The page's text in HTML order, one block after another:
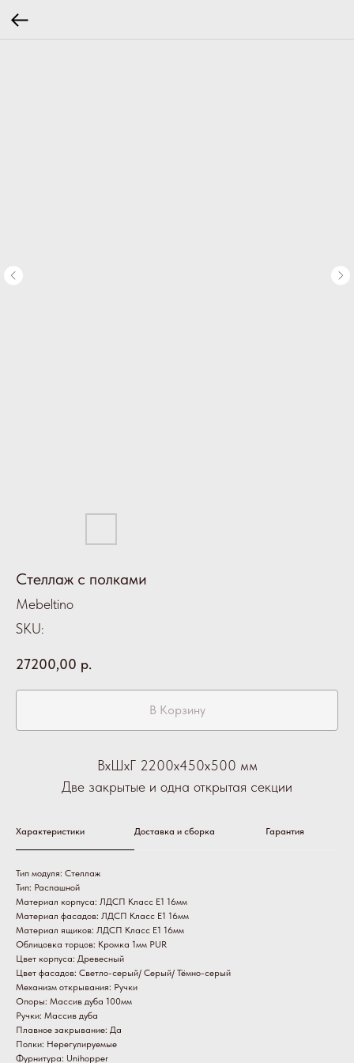
Стеллаж с полками
Mebeltino
SKU:
27200,00 р.
В Корзину
ВхШхГ 2200х450х500 мм
Две закрытые и одна открытая секции
Характеристики Доставка и сборка Гарантия
Тип модуля: Стеллаж
Тип: Распашной
Материал корпуса: ЛДСП Класс Е1 16мм
Материал фасадов: ЛДСП Класс Е1 16мм
Материал ящиков: ЛДСП Класс Е1 16мм
Облицовка торцов: Кромка 1мм PUR
Цвет корпуса: Древесный
Цвет фасадов: Светло-серый/ Серый/ Тёмно-серый
Механизм открывания: Ручки
Опоры: Массив дуба 100мм
Ручки: Массив дуба
Плавное закрывание: Да
Полки: Нерегулируемые
Фурнитура: Unihopper